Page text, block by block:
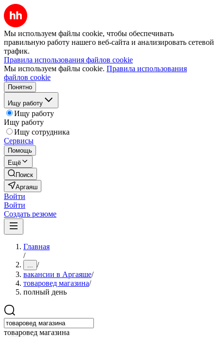
Мы используем файлы cookie, чтобы обеспечивать
правильную работу нашего веб-сайта и анализировать сетевой
трафик.
Правила использования файлов cookie
Мы используем файлы cookie. Правила использования
файлов cookie
Понятно
Ищу работу
Ищу работу
Ищу работу
Ищу сотрудника
Сервисы
Помощь
Ещё
Поиск
Аргаяш
Войти
Войти
Создать резюме
Главная
/
... /
вакансии в Аргаяше/
товаровед магазина/
полный день
товаровед магазина